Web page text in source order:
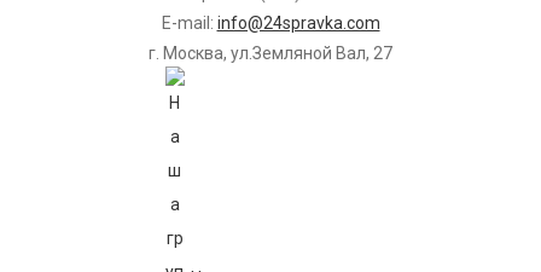
E-mail: info@24spravka.com
г. Москва, ул.Земляной Вал, 27